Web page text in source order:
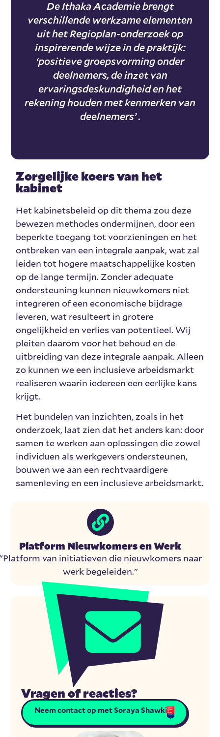
De Ithaka Academie brengt
verschillende werkzame elementen
uit het Regioplan-onderzoek op
inspirerende wijze in de praktijk:
‘positieve groepsvorming onder
deelnemers, de inzet van
ervaringsdeskundigheid en het
rekening houden met kenmerken van
deelnemers’ .
Zorgelijke koers van het
kabinet
Het kabinetsbeleid op dit thema zou deze
bewezen methodes ondermijnen, door een
beperkte toegang tot voorzieningen en het
ontbreken van een integrale aanpak, wat zal
leiden tot hogere maatschappelijke kosten
op de lange termijn. Zonder adequate
ondersteuning kunnen nieuwkomers niet
integreren of een economische bijdrage
leveren, wat resulteert in grotere
ongelijkheid en verlies van potentieel. Wij
pleiten daarom voor het behoud en de
uitbreiding van deze integrale aanpak. Alleen
zo kunnen we een inclusieve arbeidsmarkt
realiseren waarin iedereen een eerlijke kans
krijgt.
Het bundelen van inzichten, zoals in het
onderzoek, laat zien dat het anders kan: door
samen te werken aan oplossingen die zowel
individuen als werkgevers ondersteunen,
bouwen we aan een rechtvaardigere
samenleving en een inclusieve arbeidsmarkt.
Platform Nieuwkomers en Werk
van initiatieven die nieuwkomers naar
werk begeleiden."
Vragen of reacties?
APR 2024-APR 2025
Neem contact op met Soraya Shawki